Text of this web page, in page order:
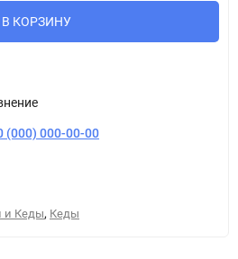
В КОРЗИНУ
(000) 000-00-00
и Кеды, Кеды